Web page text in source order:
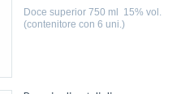
doce superior 750 ml 15% vol.
(contenitore con 6 uni.)